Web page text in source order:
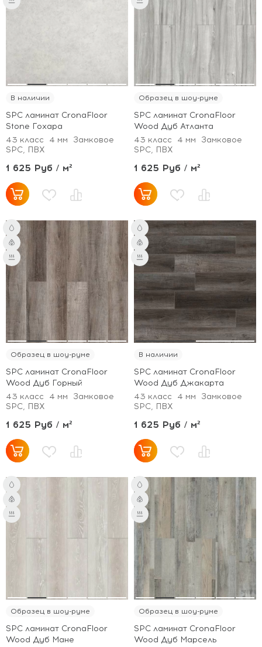
В наличии
SPC ламинат CronaFloor
Stone Гохара
43 класс
4 мм
Замковое
SPC, ПВХ
1 625 Руб / м²
Образец в шоу-руме
SPC ламинат CronaFloor
Wood Дуб Атланта
43 класс
4 мм
Замковое
SPC, ПВХ
1 625 Руб / м²
Образец в шоу-руме
SPC ламинат CronaFloor
Wood Дуб Горный
43 класс
4 мм
Замковое
SPC, ПВХ
1 625 Руб / м²
В наличии
SPC ламинат CronaFloor
Wood Дуб Джакарта
43 класс
4 мм
Замковое
SPC, ПВХ
1 625 Руб / м²
Образец в шоу-руме
SPC ламинат CronaFloor
Wood Дуб Мане
Образец в шоу-руме
SPC ламинат CronaFloor
Wood Дуб Марсель